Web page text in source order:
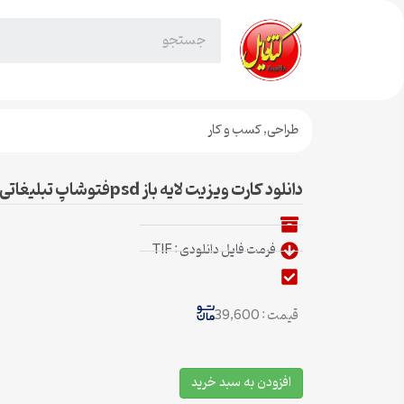
طراحی,کسب و کار
دانلود کارت ویزیت لایه باز psdفتوشاپ تبلیغاتی مانتو2
فرمت فایل دانلودی : TIF
قیمت : 39,600
افزودن به سبد خرید